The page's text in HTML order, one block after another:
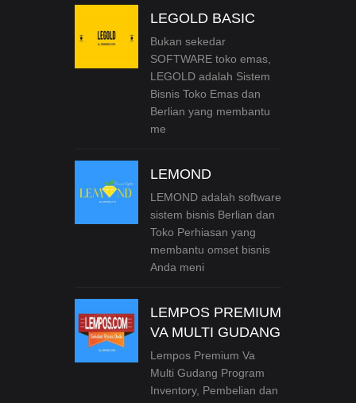
LEGOLD BASIC
Bukan sekedar
SOFTWARE toko emas,
LEGOLD adalah Sistem
Bisnis Toko Emas dan
Berlian yang membantu
me
LEMOND
LEMOND adalah software
sistem bisnis Berlian dan
Toko Perhiasan yang
membantu omset bisnis
Anda meni
LEMPOS PREMIUM
VA MULTI GUDANG
Lempos Premium Va
Multi Gudang Program
Inventory, Pembelian dan